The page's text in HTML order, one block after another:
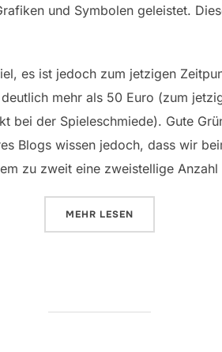
und Symbolen geleistet.
es ist jedoch zum jetzigen
mehr als 50 Euro (zum
bei der Spieleschmiede). Gute
Blogs wissen jedoch, dass wir
zu zweit eine zweistellige
MEHR ÜBER „ROLL FOR THE
LESEN